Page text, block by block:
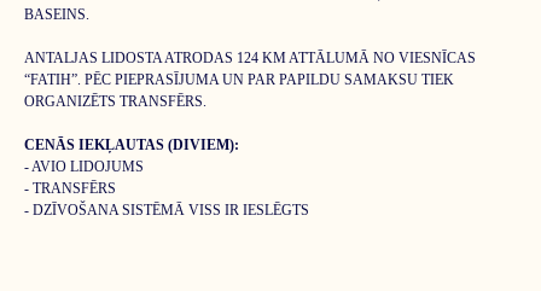
BASEINS.
ANTALJAS LIDOSTA ATRODAS 124 KM ATTĀLUMĀ NO VIESNĪCAS
“FATIH”. PĒC PIEPRASĪJUMA UN PAR PAPILDU SAMAKSU TIEK
ORGANIZĒTS TRANSFĒRS.
CENĀS IEKĻAUTAS (DIVIEM):
- AVIO LIDOJUMS
- TRANSFĒRS
- DZĪVOŠANA SISTĒMĀ VISS IR IESLĒGTS